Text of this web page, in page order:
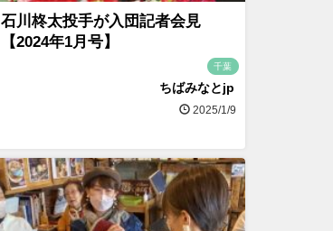
石川柊太投手が入団記者会見
【2024年1月号】
千葉
ちばみなとjp
2025/1/9